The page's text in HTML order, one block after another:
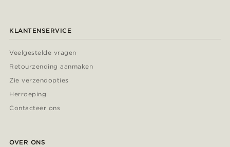
KLANTENSERVICE
Veelgestelde vragen
Retourzending aanmaken
Zie verzendopties
Herroeping
Contacteer ons
OVER ONS